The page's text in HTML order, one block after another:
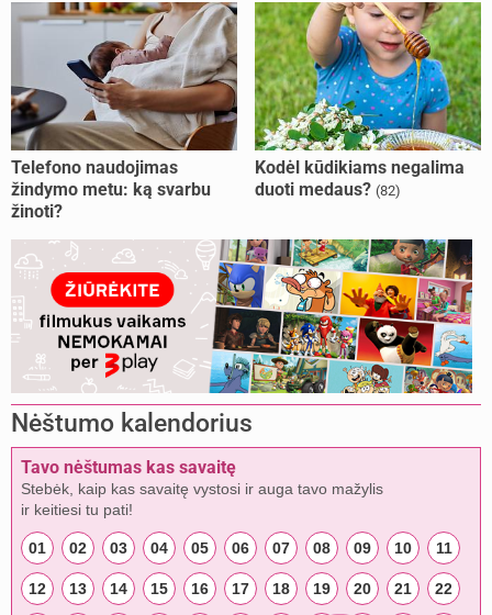
Telefono naudojimas
žindymo metu: ką svarbu
žinoti?
Kodėl kūdikiams negalima
duoti medaus? (82)
Nėštumo kalendorius
Tavo nėštumas kas savaitę
Stebėk, kaip kas savaitę vystosi ir auga tavo mažylis
ir keitiesi tu pati!
01 02 03 04 05 06 07 08 09 10 11
12 13 14 15 16 17 18 19 20 21 22